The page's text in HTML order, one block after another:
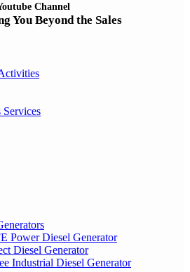
Channel
You Beyond the Sales
Services
Power Diesel Generator
Diesel Generator
Industrial Diesel Generator